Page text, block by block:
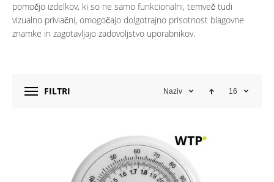
pomočjo izdelkov, ki so ne samo funkcionalni, temveč tudi
vizualno privlačni, omogočajo dolgotrajno prisotnost blagovne
znamke in zagotavljajo zadovoljstvo uporabnikov.
FILTRI Naziv 16